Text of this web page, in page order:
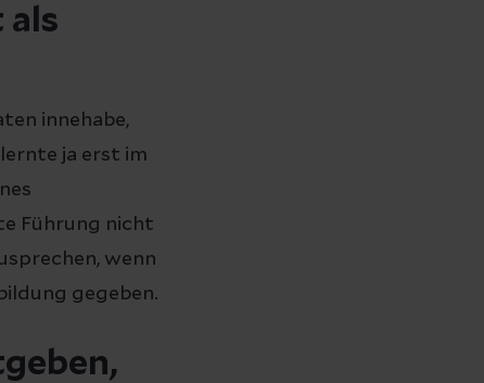
als
innehabe,
ja erst im
Führung nicht
wenn
gegeben.